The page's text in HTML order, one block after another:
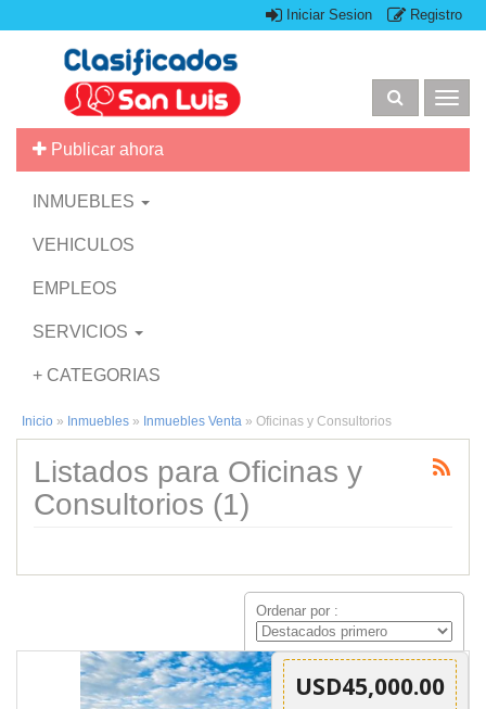
Iniciar Sesion Registro
Publicar ahora
INMUEBLES
VEHICULOS
EMPLEOS
SERVICIOS
+ CATEGORIAS
Inicio » Inmuebles » Inmuebles Venta » Oficinas y Consultorios
Listados para Oficinas y
Consultorios (1)
Ordenar por :
USD45,000.00